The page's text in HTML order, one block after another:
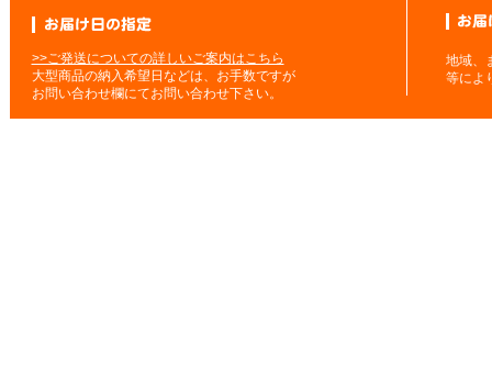
>>ご発送についての詳しいご案内はこちら
大型商品の納入希望日などは、お手数ですが
お問い合わせ欄にてお問い合わせ下さい。
地域、
等によ